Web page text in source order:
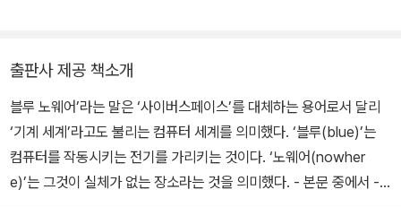
《소녀의 무덤》을 비롯한 다수의 작품이 할리우드에서 영화화되었고
출간하는 작품마다 베스트셀러 1위에 오르는 등, 디버가 만들어가는
‘제왕의 역사’는 오늘도 현재진행형이다. 《고독한 강》은 제프리 디버
의 대표작 ‘캐트린 댄스’ 시리즈의 네 번째 책이다. 제프리 디버가 주
인공으로 내세운 유일한 여성 형사 캐트린 댄스는 타인의 몸짓언어에
출판사 제공 책소개
블루 노웨어’라는 말은 ‘사이버스페이스’를 대체하는 용어로서 달리
‘기계 세계’라고도 불리는 컴퓨터 세계를 의미했다. ‘블루(blue)’는
컴퓨터를 작동시키는 전기를 가리키는 것이다. ‘노웨어(nowher
e)’는 그것이 실체가 없는 장소라는 것을 의미했다. - 본문 중에서 -